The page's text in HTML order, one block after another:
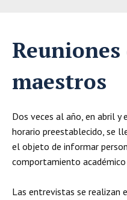
maestros
Dos veces al año, en abril y
horario preestablecido, se
el objeto de informar
comportamiento
Las entrevistas se realizan